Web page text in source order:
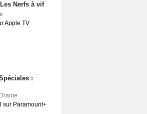
Nerfs à vif
Apple TV
:
Drame
sur Paramount+